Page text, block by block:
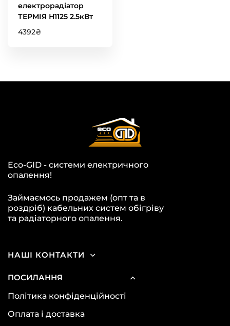
електрорадіатор
ТЕРМІЯ Н1125 2.5кВт
4392₴
Eco-GID - системи електричного
опалення!
Займаємось продажем (опт та в
роздріб) кабельних систем обігріву
та радіаторного опалення.
НАШІ КОНТАКТИ
ПОСИЛАННЯ
Політика конфіденційності
Оплата і доставка